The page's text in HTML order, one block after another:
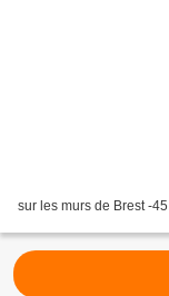
sur les murs de Brest -45